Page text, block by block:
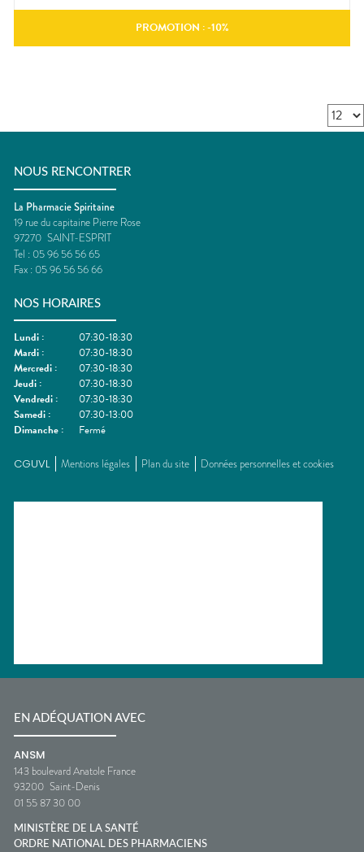
PROMOTION : -10%
NOUS RENCONTRER
La Pharmacie Spiritaine
19 rue du capitaine Pierre Rose
97270 SAINT-ESPRIT
Tel : 05 96 56 56 65
Fax : 05 96 56 56 66
NOS HORAIRES
Lundi :
07:30-18:30
Mardi :
07:30-18:30
Mercredi :
07:30-18:30
Jeudi :
07:30-18:30
Vendredi :
07:30-18:30
Samedi :
07:30-13:00
Dimanche : Fermé
CGUVL Mentions légales Plan du site Données personnelles et cookies
EN ADÉQUATION AVEC
ANSM
143 boulevard Anatole France
93200 Saint-Denis
01 55 87 30 00
MINISTÈRE DE LA SANTÉ
ORDRE NATIONAL DES PHARMACIENS